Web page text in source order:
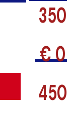
350
0 €
450